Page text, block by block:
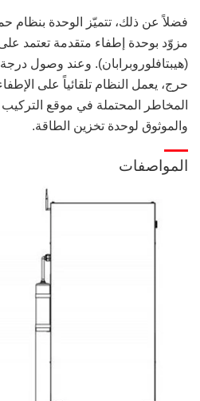
فضلاً عن ذلك، تتميّز الوحدة بنظام
(هيبتافلوروبرابان). وعند وصول درجة
حرج، يعمل النظام تلقائياً على
المخاطر المحتملة في موقع
والموثوق لوحدة تخزين الطاقة.
المواصفات